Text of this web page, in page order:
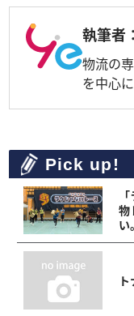
執筆者
物流の
を中心
Pick up!
物
い